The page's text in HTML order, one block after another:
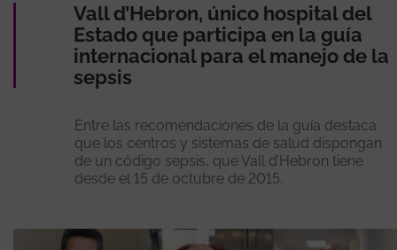
Vall d’Hebron, único hospital del
Estado que participa en la guía
internacional para el manejo de la
sepsis
Entre las recomendaciones de la guía destaca
que los centros y sistemas de salud dispongan
de un código sepsis, que Vall d’Hebron tiene
desde el 15 de octubre de 2015.